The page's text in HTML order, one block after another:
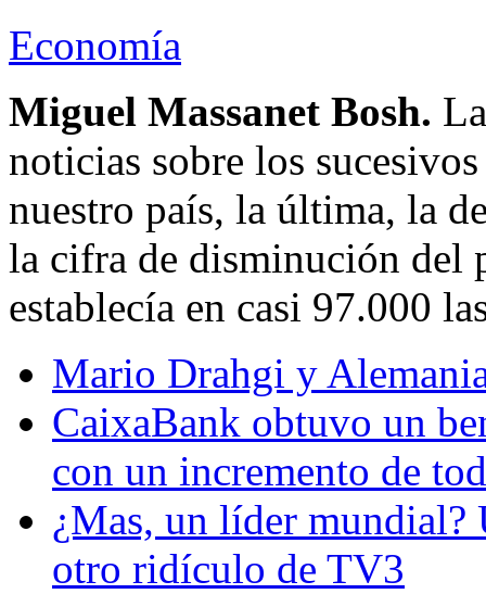
Economía
Miguel Massanet Bosh.
noticias sobre los
nuestro país, la última, la
la cifra de disminución del
establecía en casi 97.000
Mario Drahgi y
CaixaBank obtuvo un
con un incremento de
¿Mas, un líder mundial?
otro ridículo de TV3